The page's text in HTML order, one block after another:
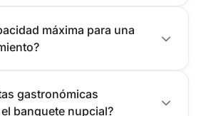
máxima para una
gastronómicas
banquete nupcial?